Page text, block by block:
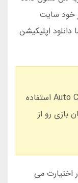
خود سایت
اپلیکیشن
در بازی انفجار، حتما از سیستم Auto Cashout استفاده
رو از
اختیارت می